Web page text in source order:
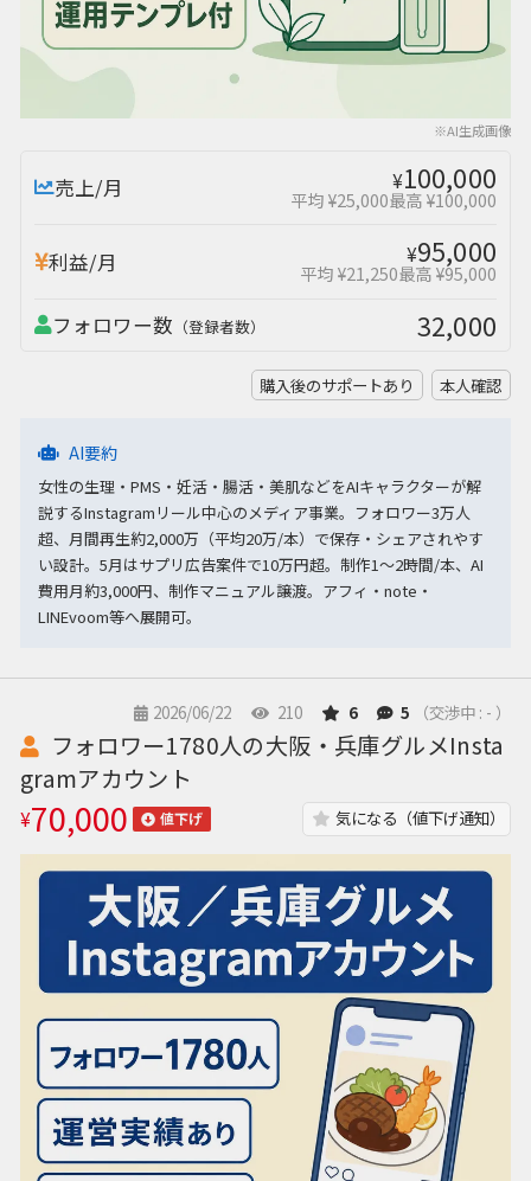
※AI生成画像
売上/月 ¥100,000
平均 ¥25,000最高 ¥100,000
利益/月 ¥95,000
平均 ¥21,250最高 ¥95,000
フォロワー数 （登録者数） 32,000
購入後のサポートあり 本人確認
AI要約
女性の生理・PMS・妊活・腸活・美肌などをAIキャラクターが解
説するInstagramリール中心のメディア事業。フォロワー3万人
超、月間再生約2,000万（平均20万/本）で保存・シェアされやす
い設計。5月はサプリ広告案件で10万円超。制作1～2時間/本、AI
費用月約3,000円、制作マニュアル譲渡。アフィ・note・
LINEvoom等へ展開可。
2026/06/22 210 6 5 （交渉中 : - ）
フォロワー1780人の大阪・兵庫グルメInsta
gramアカウント
¥70,000 値下げ 気になる（値下げ通知）